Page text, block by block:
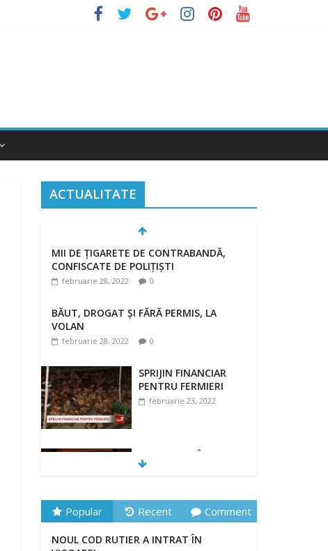
ACTUALITATE
MII DE ȚIGARETE DE CONTRABANDĂ,
CONFISCATE DE POLIȚIȘTI
februarie 28, 2022 0
BĂUT, DROGAT ȘI FĂRĂ PERMIS, LA
VOLAN
februarie 28, 2022 0
SPRIJIN FINANCIAR
PENTRU FERMIERI
februarie 23, 2022
„DRAGOSTE ÎN
FĂURAR”
NOUL COD RUTIER A INTRAT ÎN
Popular Recent Comment
NOUL COD RUTIER A INTRAT ÎN